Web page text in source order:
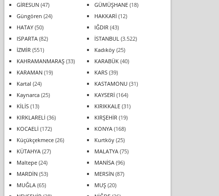
GİRESUN(47) GÜMÜŞHANE(18)
Güngören (24) HAKKARİ (12)
HATAY(50) IĞDIR (43)
ISPARTA(82) İSTANBUL (3.522)
İZMİR (551) Kadıköy(25)
KAHRAMANMARAŞ(33) KARABÜK(40)
KARAMAN(19) KARS(39)
Kartal (24) KASTAMONU (31)
Kaynarca(25) KAYSERİ (164)
KİLİS(13) KIRIKKALE(31)
KIRKLARELİ (36) KIRŞEHİR (19)
KOCAELİ (172) KONYA(168)
Küçükçekmece(26) Kurtköy(25)
KÜTAHYA(27) MALATYA(75)
Maltepe(24) MANİSA(96)
MARDİN(53) MERSİN(87)
MUĞLA(65) MUŞ(20)